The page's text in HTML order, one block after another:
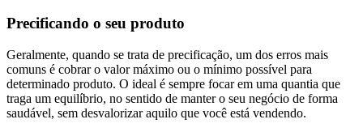
Precificando o seu produto
Geralmente, quando se trata de precificação, um dos erros mais
comuns é cobrar o valor máximo ou o mínimo possível para
determinado produto. O ideal é sempre focar em uma quantia que
traga um equilíbrio, no sentido de manter o seu negócio de forma
saudável, sem desvalorizar aquilo que você está vendendo.